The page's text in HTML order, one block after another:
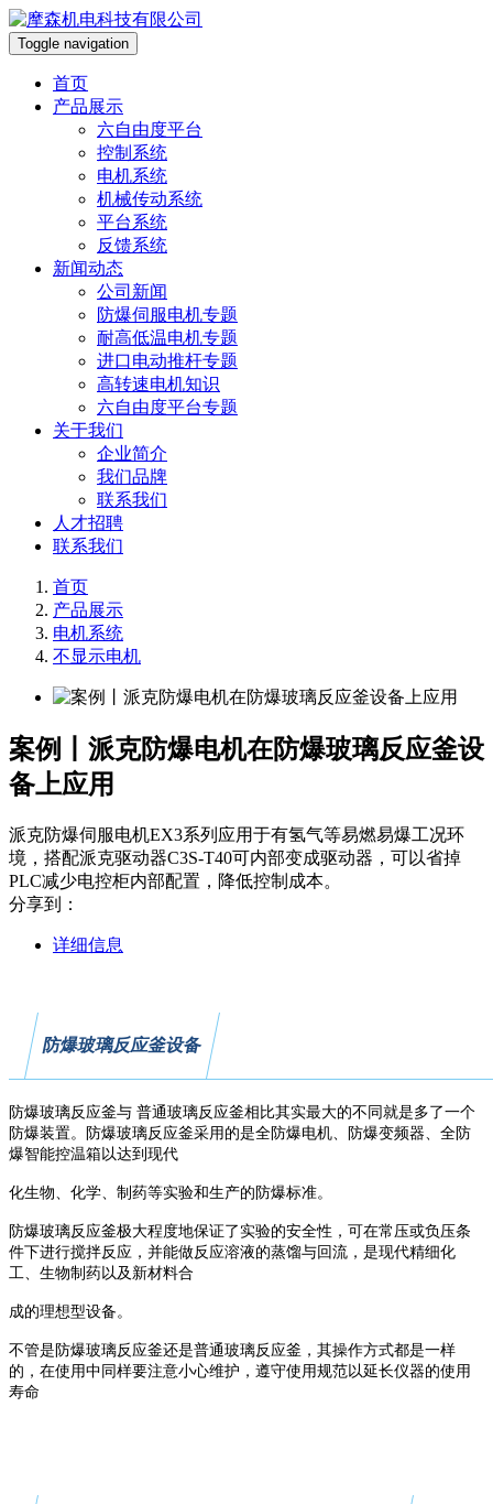
Toggle navigation
首页
产品展示
六自由度平台
控制系统
电机系统
机械传动系统
平台系统
反馈系统
新闻动态
公司新闻
防爆伺服电机专题
耐高低温电机专题
进口电动推杆专题
高转速电机知识
六自由度平台专题
关于我们
企业简介
我们品牌
联系我们
人才招聘
联系我们
首页
产品展示
电机系统
不显示电机
案例丨派克防爆电机在防爆玻璃反应釜设
备上应用
派克防爆伺服电机EX3系列应用于有氢气等易燃易爆工况环
境，搭配派克驱动器C3S-T40可内部变成驱动器，可以省掉
PLC减少电控柜内部配置，降低控制成本。
分享到：
详细信息
防爆玻璃反应釜设备
防爆玻璃反应釜与 普通玻璃反应釜相比其实最大的不同就是多了一个
防爆装置。防爆玻璃反应釜采用的是全防爆电机、防爆变频器、全防
爆智能控温箱以达到现代
化生物、化学、制药等实验和生产的防爆标准。
防爆玻璃反应釜极大程度地保证了实验的安全性，可在常压或负压条
件下进行搅拌反应，并能做反应溶液的蒸馏与回流，是现代精细化
工、生物制药以及新材料合
成的理想型设备。
不管是防爆玻璃反应釜还是普通玻璃反应釜，其操作方式都是一样
的，在使用中同样要注意小心维护，遵守使用规范以延长仪器的使用
寿命